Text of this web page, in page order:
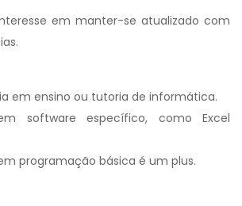
em manter-se atualizado com
em ensino ou tutoria de informática.
software específico, como Excel
programação básica é um plus.